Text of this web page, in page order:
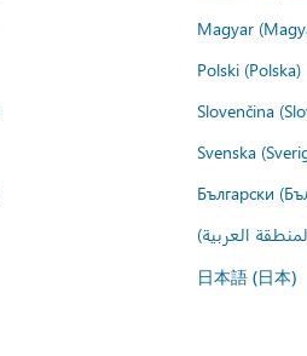
Magyar
Polski (Polska)
Slovenčina
Svenska
Български
العربية)
日本語 (日本)